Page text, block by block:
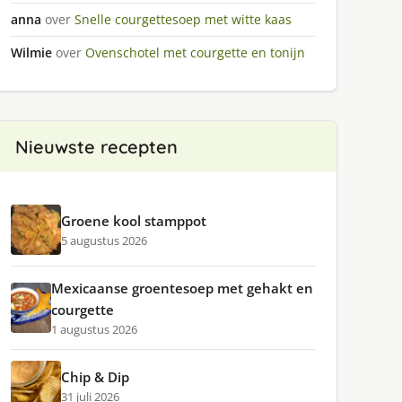
anna over Snelle courgettesoep met witte kaas
Wilmie over Ovenschotel met courgette en tonijn
Nieuwste recepten
Groene kool stamppot
5 augustus 2026
Mexicaanse groentesoep met gehakt en
courgette
1 augustus 2026
Chip & Dip
31 juli 2026